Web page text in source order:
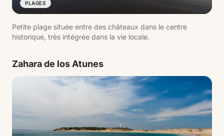
PLAGES
Petite plage située entre des châteaux dans le centre
historique, très intégrée dans la vie locale.
Zahara de los Atunes